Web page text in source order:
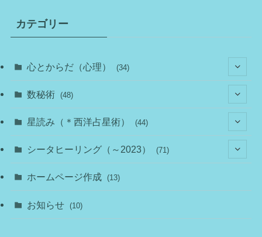
カテゴリー
心とからだ（心理） (34)
(1)
(22)
(7)
(4)
(7)
数秘術 (48)
(11)
(10)
(15)
星読み（＊西洋占星術） (44)
(11)
(8)
シータヒーリング（～2023） (71)
(14)
ホームページ作成 (13)
お知らせ (10)